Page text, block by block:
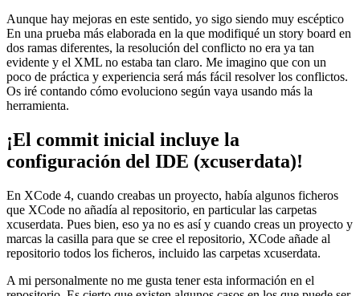
Aunque hay mejoras en este sentido, yo sigo siendo muy escéptico
En una prueba más elaborada en la que modifiqué un story board en
dos ramas diferentes, la resolución del conflicto no era ya tan
evidente y el XML no estaba tan claro. Me imagino que con un
poco de práctica y experiencia será más fácil resolver los conflictos.
Os iré contando cómo evoluciono según vaya usando más la
herramienta.
¡El commit inicial incluye la
configuración del IDE (xcuserdata)!
En XCode 4, cuando creabas un proyecto, había algunos ficheros
que XCode no añadía al repositorio, en particular las carpetas
xcuserdata. Pues bien, eso ya no es así y cuando creas un proyecto y
marcas la casilla para que se cree el repositorio, XCode añade al
repositorio todos los ficheros, incluido las carpetas xcuserdata.
A mi personalmente no me gusta tener esta información en el